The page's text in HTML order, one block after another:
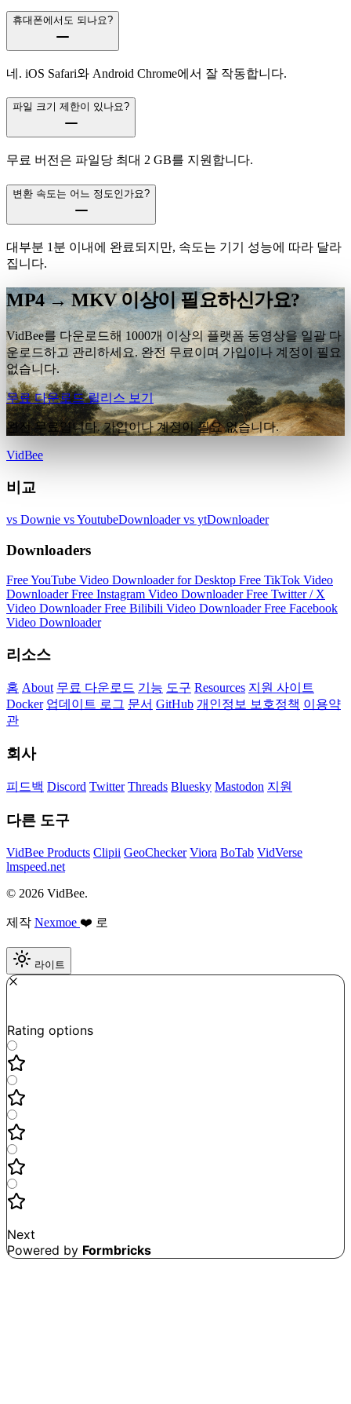
휴대폰에서도 되나요?
네. iOS Safari와 Android Chrome에서 잘 작동합니다.
파일 크기 제한이 있나요?
무료 버전은 파일당 최대 2 GB를 지원합니다.
변환 속도는 어느 정도인가요?
대부분 1분 이내에 완료되지만, 속도는 기기 성능에 따라 달라
집니다.
MP4 → MKV 이상이 필요하신가요?
VidBee를 다운로드해 1000개 이상의 플랫폼 동영상을 일괄 다
운로드하고 관리하세요. 완전 무료이며 가입이나 계정이 필요
없습니다.
무료 다운로드릴리스 보기
완전 무료입니다. 가입이나 계정이 필요 없습니다.
VidBee
비교
vs Downie vs YoutubeDownloadervs ytDownloader
Downloaders
Free YouTube Video Downloader for Desktop Free TikTok Video
DownloaderFree Instagram Video DownloaderFree Twitter / X
Video DownloaderFree Bilibili Video DownloaderFree Facebook
Video Downloader
리소스
홈 About 무료 다운로드 기능 도구 Resources 지원 사이트
Docker 업데이트 로그 문서 GitHub 개인정보 보호정책 이용약
관
회사
피드백 Discord Twitter Threads Bluesky Mastodon 지원
다른 도구
VidBee Products Clipii GeoChecker Viora BoTab VidVerse
lmspeed.net
© 2026 VidBee.
제작 Nexmoe ❤️ 로
라이트
Rating options
Next
Powered by Formbricks